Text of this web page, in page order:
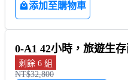
添加至購物車
0-A1 42小時，旅遊生存
剩餘 6 組
NT$32,800